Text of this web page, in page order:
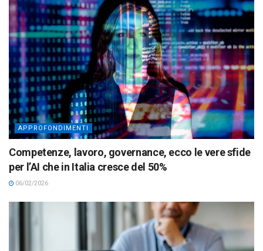
APPROFONDIMENTI
Competenze, lavoro, governance, ecco le vere sfide
per l’AI che in Italia cresce del 50%
06/02/2026